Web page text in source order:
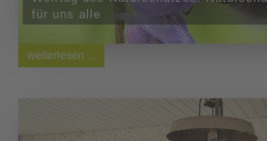
für uns alle
weiterlesen ...